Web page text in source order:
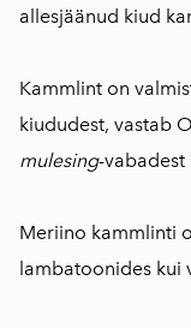
allesjäänud kiud
Kammlint on
kiududest, vastab
mulesing-vabadest
Meriino kammlinti
lambatoonides kui